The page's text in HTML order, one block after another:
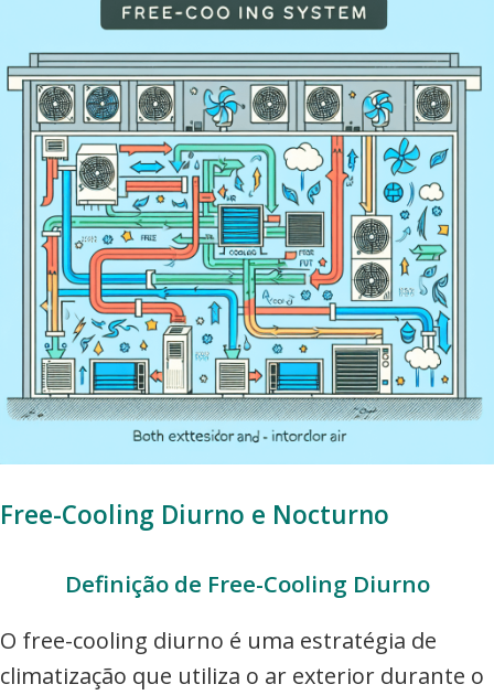
Free-Cooling Diurno e Nocturno
Definição de Free-Cooling Diurno
O free-cooling diurno é uma estratégia de
climatização que utiliza o ar exterior durante o